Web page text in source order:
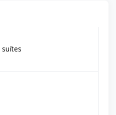
suítes